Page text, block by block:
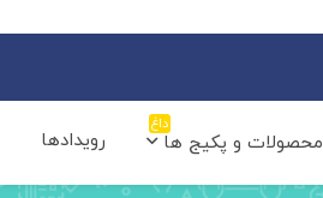
محصولات و پکیج ها
داغ
رویدادها